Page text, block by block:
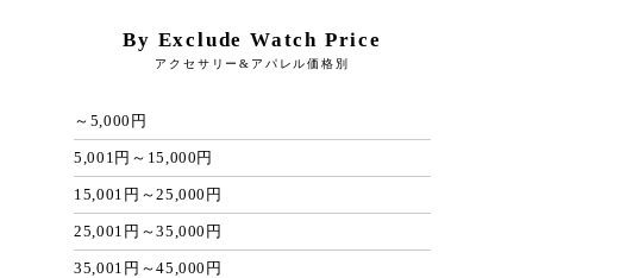
By Exclude Watch Price
アクセサリー&アパレル価格別
～5,000円
5,001円～15,000円
15,001円～25,000円
25,001円～35,000円
35,001円～45,000円